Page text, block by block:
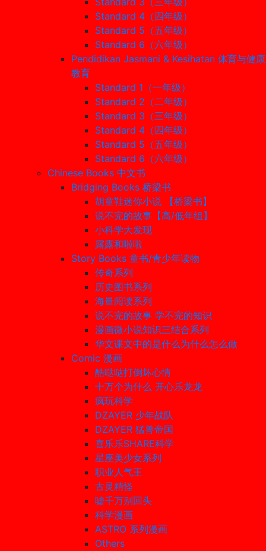
Standard 4（四年级）
Standard 5（五年级）
Standard 6（六年级）
Pendidikan Jasmani & Kesihatan 体育与健康
教育
Standard 1（一年级）
Standard 2（二年级）
Standard 3（三年级）
Standard 4（四年级）
Standard 5（五年级）
Standard 6（六年级）
Chinese Books 中文书
Bridging Books 桥梁书
胡童鞋迷你小说 【桥梁书】
说不完的故事【高/低年组】
小科学大发现
露露和啦啦
Story Books 童书/青少年读物
传奇系列
历史图书系列
海量阅读系列
说不完的故事 学不完的知识
漫画微小说知识三结合系列
华文课文中的是什么为什么怎么做
Comic 漫画
酷哒哒打倒坏心情
十万个为什么 开心乐龙龙
疯玩科学
DZAYER 少年战队
DZAYER 猛兽帝国
喜乐乐SHARE科学
星座美少女系列
职业人气王
古灵精怪
嘘千万别回头
科学漫画
ASTRO 系列漫画
Others